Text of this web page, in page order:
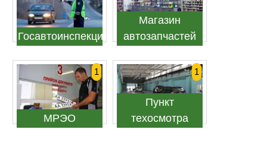
Госавтоинспекция
Магазин
автозапчастей
МРЭО
1
Пункт
техосмотра
1